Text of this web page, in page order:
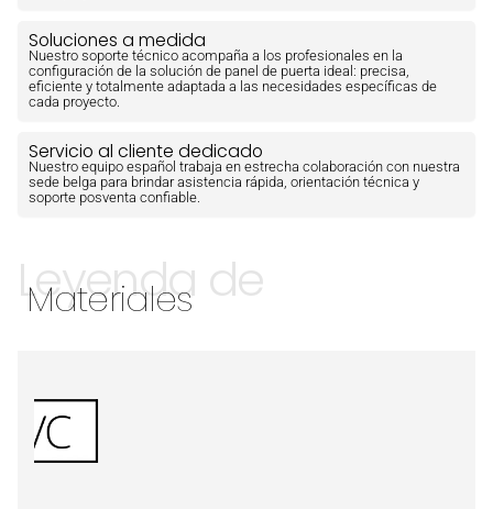
Soluciones a medida
Nuestro soporte técnico acompaña a los profesionales en la
configuración de la solución de panel de puerta ideal: precisa,
eficiente y totalmente adaptada a las necesidades específicas de
cada proyecto.
Servicio al cliente dedicado
Nuestro equipo español trabaja en estrecha colaboración con nuestra
sede belga para brindar asistencia rápida, orientación técnica y
soporte posventa confiable.
Leyenda de
Materiales